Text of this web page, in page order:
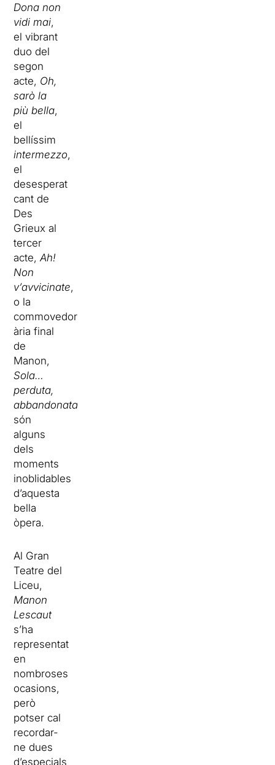
Dona non
vidi mai,
el vibrant
duo del
segon
acte, Oh,
sarò la
più bella,
el
bellíssim
intermezzo,
el
desesperat
cant de
Des
Grieux al
tercer
acte,Ah!
Non
v’avvicinate,
o la
commovedora
ària final
de
Manon,
Sola…
perduta,
abbandonata
són
alguns
dels
moments
inoblidables
d’aquesta
bella
òpera.
Al Gran
Teatre del
Liceu,
Manon
Lescaut
s’ha
representat
en
nombroses
ocasions,
però
potser cal
recordar-
ne dues
d’especials